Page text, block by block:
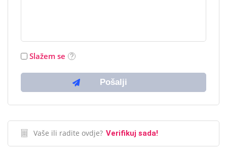
Slažem se
Vaše ili radite ovdje? Verifikuj sada!